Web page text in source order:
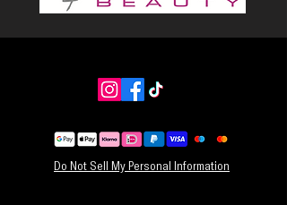
Do Not Sell My Personal Information